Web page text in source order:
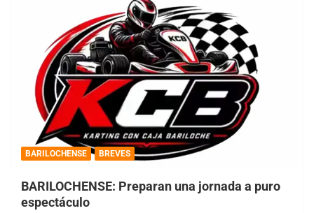
BARILOCHENSE BREVES
BARILOCHENSE: Preparan una jornada a puro
espectáculo